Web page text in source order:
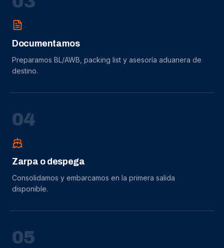
Documentamos
Preparamos BL/AWB, packing list y asesoría aduanera de
destino.
04
Zarpa o despega
Consolidamos y embarcamos en la primera salida
disponible.
05